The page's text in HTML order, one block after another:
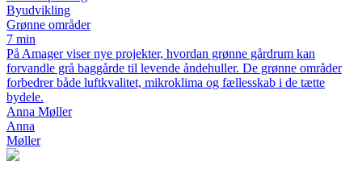
Byudvikling
Grønne områder
7 min
På Amager viser nye projekter, hvordan grønne gårdrum kan
forvandle grå baggårde til levende åndehuller. De grønne områder
forbedrer både luftkvalitet, mikroklima og fællesskab i de tætte
bydele.
Anna Møller
Anna
Møller